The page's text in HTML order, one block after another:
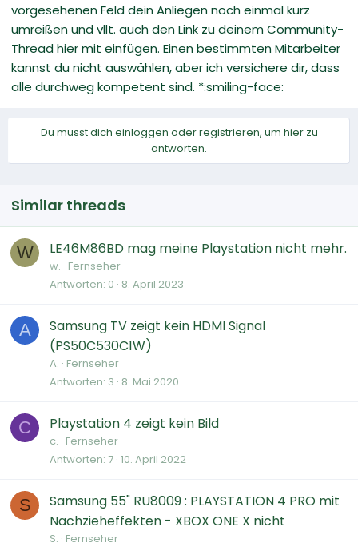
vorgesehenen Feld dein Anliegen noch einmal kurz
umreißen und vllt. auch den Link zu deinem Community-
Thread hier mit einfügen. Einen bestimmten Mitarbeiter
kannst du nicht auswählen, aber ich versichere dir, dass
alle durchweg kompetent sind. *:smiling-face:
Du musst dich einloggen oder registrieren, um hier zu
antworten.
Similar threads
W LE46M86BD mag meine Playstation nicht mehr.
w. Fernseher
Antworten 0 8. April 2023
A
Samsung TV zeigt kein HDMI Signal
(PS50C530C1W)
A. Fernseher
Antworten 3 8. Mai 2020
C Playstation 4 zeigt kein Bild
c. Fernseher
Antworten 7 10. April 2022
S
Samsung 55" RU8009 : PLAYSTATION 4 PRO mit
Nachzieheffekten - XBOX ONE X nicht
S. Fernseher